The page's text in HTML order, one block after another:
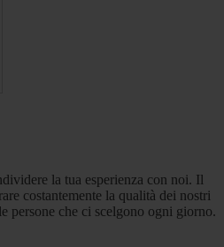
la tua esperienza con noi. Il
costantemente la qualità dei nostri
persone che ci scelgono ogni giorno.